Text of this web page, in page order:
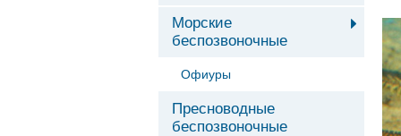
Морские
беспозвоночные
Офиуры
Пресноводные
беспозвоночные